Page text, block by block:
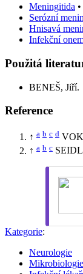
Meningitida •
Serózní
Hnisavá
Infekční
Použitá
BENEŠ, Jiří.
Reference
↑ a b c d
↑ a b c
Kategorie:
Neurologie
Mikrobiologie